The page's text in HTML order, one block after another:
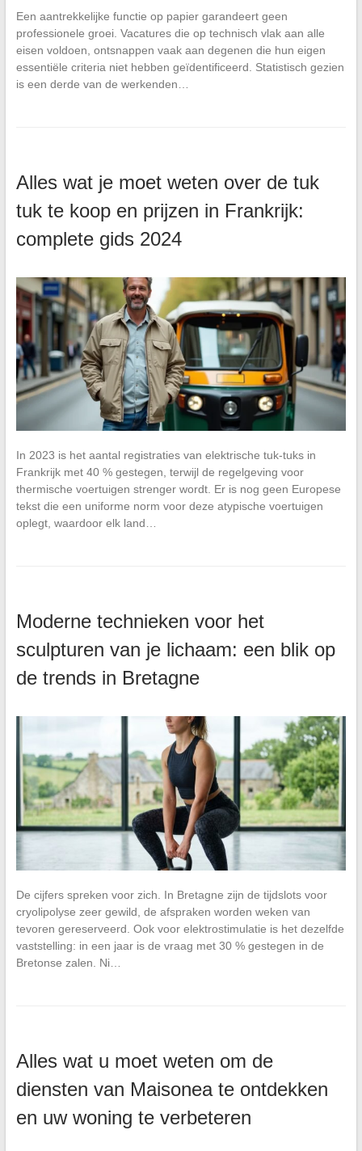
Een aantrekkelijke functie op papier garandeert geen
professionele groei. Vacatures die op technisch vlak aan alle
eisen voldoen, ontsnappen vaak aan degenen die hun eigen
essentiële criteria niet hebben geïdentificeerd. Statistisch gezien
is een derde van de werkenden…
Alles wat je moet weten over de tuk
tuk te koop en prijzen in Frankrijk:
complete gids 2024
In 2023 is het aantal registraties van elektrische tuk-tuks in
Frankrijk met 40 % gestegen, terwijl de regelgeving voor
thermische voertuigen strenger wordt. Er is nog geen Europese
tekst die een uniforme norm voor deze atypische voertuigen
oplegt, waardoor elk land…
Moderne technieken voor het
sculpturen van je lichaam: een blik op
de trends in Bretagne
De cijfers spreken voor zich. In Bretagne zijn de tijdslots voor
cryolipolyse zeer gewild, de afspraken worden weken van
tevoren gereserveerd. Ook voor elektrostimulatie is het dezelfde
vaststelling: in een jaar is de vraag met 30 % gestegen in de
Bretonse zalen. Ni…
Alles wat u moet weten om de
diensten van Maisonea te ontdekken
en uw woning te verbeteren